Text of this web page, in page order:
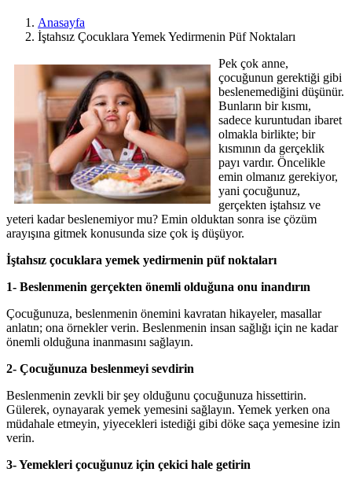
Anasayfa
İştahsız Çocuklara Yemek Yedirmenin Püf Noktaları
Pek çok anne,
çocuğunun gerektiği gibi
beslenemediğini düşünür.
Bunların bir kısmı,
sadece kuruntudan ibaret
olmakla birlikte; bir
kısmının da gerçeklik
payı vardır. Öncelikle
emin olmanız gerekiyor,
yani çocuğunuz,
gerçekten iştahsız ve
yeteri kadar beslenemiyor mu? Emin olduktan sonra ise çözüm
arayışına gitmek konusunda size çok iş düşüyor.
İştahsız çocuklara yemek yedirmenin püf noktaları
1- Beslenmenin gerçekten önemli olduğuna onu inandırın
Çocuğunuza, beslenmenin önemini kavratan hikayeler, masallar
anlatın; ona örnekler verin. Beslenmenin insan sağlığı için ne kadar
önemli olduğuna inanmasını sağlayın.
2- Çocuğunuza beslenmeyi sevdirin
Beslenmenin zevkli bir şey olduğunu çocuğunuza hissettirin.
Gülerek, oynayarak yemek yemesini sağlayın. Yemek yerken ona
müdahale etmeyin, yiyecekleri istediği gibi döke saça yemesine izin
verin.
3- Yemekleri çocuğunuz için çekici hale getirin